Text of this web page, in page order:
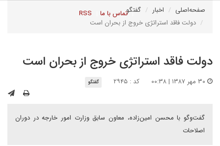
تماس با ما RSS صفحه‌اصلی اخبار
گفتگو
دولت فاقد استراتژی خروج از بحران است
دولت فاقد استراتژی خروج از بحران است
کد : ۲۹۴۵ گفتگو
گفت‌و‌گو با محسن امين‌زاده، معاون سابق وزارت امور خارجه در دوران
اصلاحات